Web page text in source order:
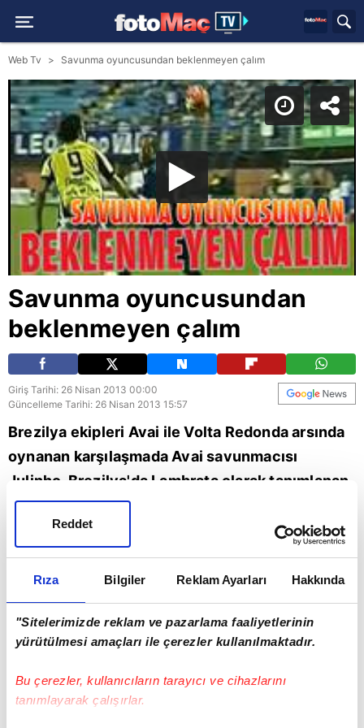
Rıza Bilgiler Reklam Ayarları Hakkında
"Sitelerimizde reklam ve pazarlama faaliyetlerinin
yürütülmesi amaçları ile çerezler kullanılmaktadır.
Bu çerezler, kullanıcıların tarayıcı ve cihazlarını
tanımlayarak çalışırlar.
Reddet
Web Tv Savunma oyuncusundan beklenmeyen çalım
Savunma oyuncusundan
beklenmeyen çalım
Giriş Tarihi: 26 Nisan 2013 00:00
Güncelleme Tarihi: 26 Nisan 2013 15:57
Brezilya ekipleri Avai ile Volta Redonda arsında
oynanan karşılaşmada Avai savunmacısı
Julinho, Brezilya'da Lambrata olarak tanımlanan
"rainbow flick" hareketiyle rakibini şık bir
şekilde çalımladı.
Futbol